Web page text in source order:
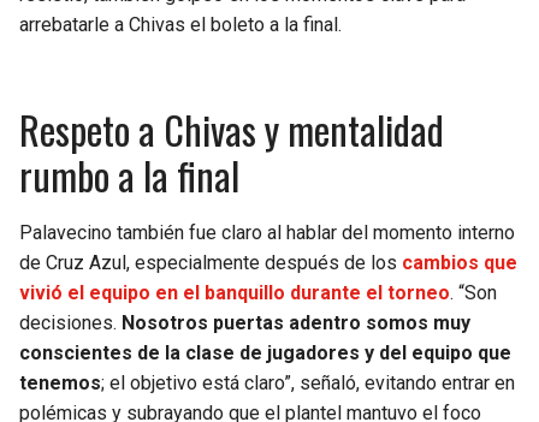
arrebatarle a Chivas el boleto a la final.
Respeto a Chivas y mentalidad
rumbo a la final
Palavecino también fue claro al hablar del momento interno
de Cruz Azul, especialmente después de los cambios que
vivió el equipo en el banquillo durante el torneo. “Son
decisiones. Nosotros puertas adentro somos muy
conscientes de la clase de jugadores y del equipo que
tenemos; el objetivo está claro”, señaló, evitando entrar en
polémicas y subrayando que el plantel mantuvo el foco